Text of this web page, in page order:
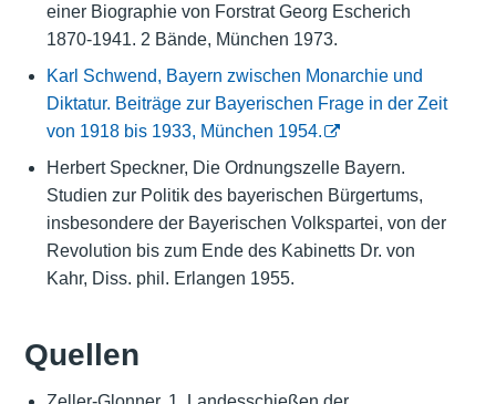
einer Biographie von Forstrat Georg Escherich
1870-1941. 2 Bände, München 1973.
Karl Schwend, Bayern zwischen Monarchie und
Diktatur. Beiträge zur Bayerischen Frage in der Zeit
von 1918 bis 1933, München 1954.
Herbert Speckner, Die Ordnungszelle Bayern.
Studien zur Politik des bayerischen Bürgertums,
insbesondere der Bayerischen Volkspartei, von der
Revolution bis zum Ende des Kabinetts Dr. von
Kahr, Diss. phil. Erlangen 1955.
Quellen